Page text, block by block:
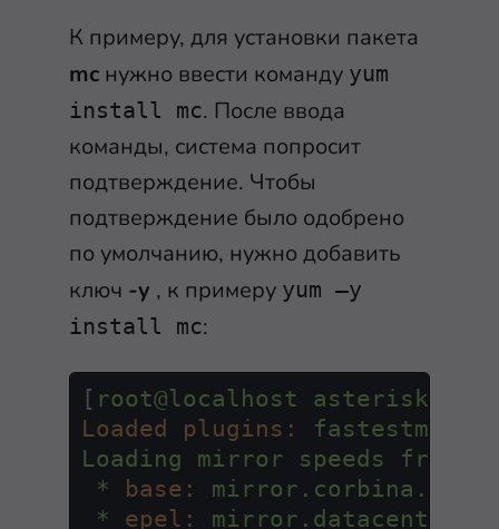
К примеру, для установки пакета
mc нужно ввести команду yum
install mc. После ввода
команды, система попросит
подтверждение. Чтобы
подтверждение было одобрено
по умолчанию, нужно добавить
ключ -y , к примеру yum –y
install mc:
[ root@localhost asterisk
Loaded plugins:
Loading
mirror speeds from
*
base:
mirror.corbina.net
*
epel: